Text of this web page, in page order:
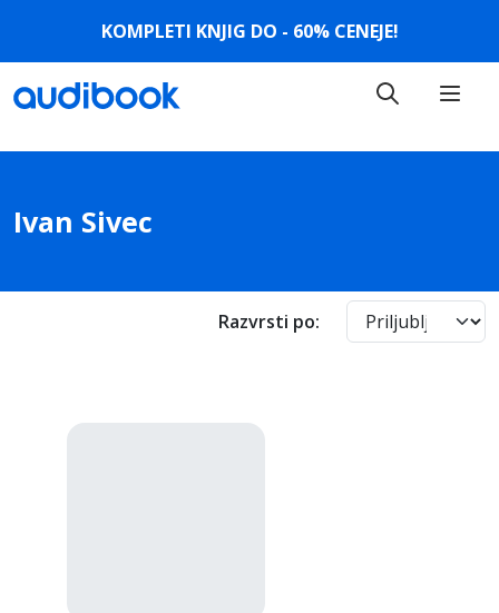
KOMPLETI KNJIG DO - 60% CENEJE!
Ivan Sivec
Razvrsti po: